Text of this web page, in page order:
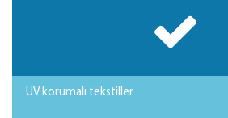
UV korumalı tekstiller